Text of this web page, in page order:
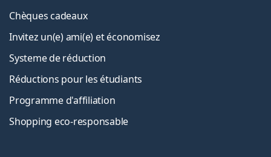
Chèques cadeaux
Invitez un(e) ami(e) et économisez
Systeme de réduction
Réductions pour les étudiants
Programme d'affiliation
Shopping eco-responsable